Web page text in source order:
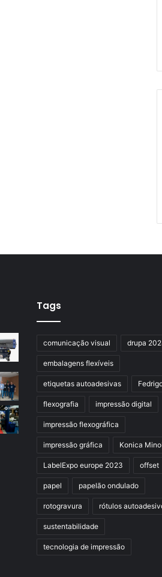
Tags
comunicação visual drupa
embalagens flexíveis
etiquetas autoadesivas
flexografia impressão digital
impressão flexográfica
impressão gráfica Konica
LabelExpo europe 2023 offset
papel papelão ondulado
rotogravura rótulos
sustentabilidade
tecnologia de impressão